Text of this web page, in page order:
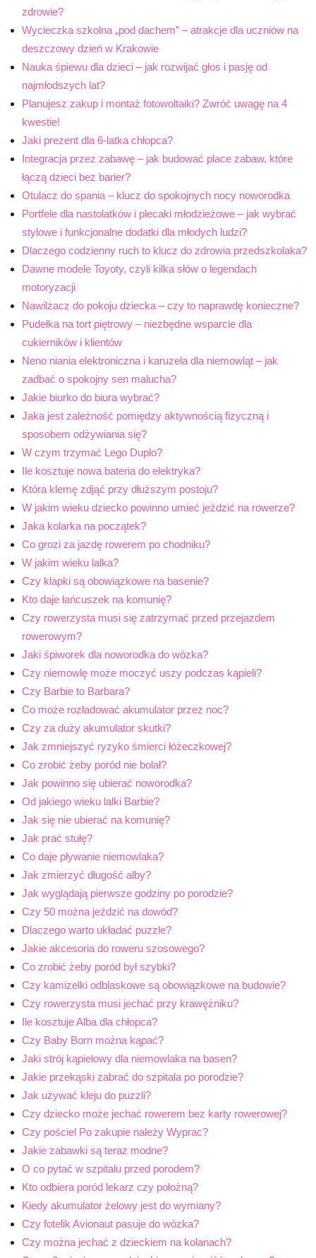
zdrowie?
Wycieczka szkolna „pod dachem” – atrakcje dla uczniów na
deszczowy dzień w Krakowie
Nauka śpiewu dla dzieci – jak rozwijać głos i pasję od
najmłodszych lat?
Planujesz zakup i montaż fotowoltaiki? Zwróć uwagę na 4
kwestie!
Jaki prezent dla 6-latka chłopca?
Integracja przez zabawę – jak budować place zabaw, które
łączą dzieci bez barier?
Otulacz do spania – klucz do spokojnych nocy noworodka
Portfele dla nastolatków i plecaki młodzieżowe – jak wybrać
stylowe i funkcjonalne dodatki dla młodych ludzi?
Dlaczego codzienny ruch to klucz do zdrowia przedszkolaka?
Dawne modele Toyoty, czyli kilka słów o legendach
motoryzacji
Nawilżacz do pokoju dziecka – czy to naprawdę konieczne?
Pudełka na tort piętrowy – niezbędne wsparcie dla
cukierników i klientów
Neno niania elektroniczna i karuzela dla niemowląt – jak
zadbać o spokojny sen malucha?
Jakie biurko do biura wybrać?
Jaka jest zależność pomiędzy aktywnością fizyczną i
sposobem odżywiania się?
W czym trzymać Lego Duplo?
Ile kosztuje nowa bateria do elektryka?
Która klemę zdjąć przy dłuższym postoju?
W jakim wieku dziecko powinno umieć jeździć na rowerze?
Jaka kolarka na początek?
Co grozi za jazdę rowerem po chodniku?
W jakim wieku lalka?
Czy klapki są obowiązkowe na basenie?
Kto daje łańcuszek na komunię?
Czy rowerzysta musi się zatrzymać przed przejazdem
rowerowym?
Jaki śpiworek dla noworodka do wózka?
Czy niemowlę może moczyć uszy podczas kąpieli?
Czy Barbie to Barbara?
Co może rozładować akumulator przez noc?
Czy za duży akumulator skutki?
Jak zmniejszyć ryzyko śmierci łóżeczkowej?
Co zrobić żeby poród nie bolał?
Jak powinno się ubierać noworodka?
Od jakiego wieku lalki Barbie?
Jak się nie ubierać na komunię?
Jak prać stułę?
Co daje pływanie niemowlaka?
Jak zmierzyć długość alby?
Jak wyglądają pierwsze godziny po porodzie?
Czy 50 można jeździć na dowód?
Dlaczego warto układać puzzle?
Jakie akcesoria do roweru szosowego?
Co zrobić żeby poród był szybki?
Czy kamizelki odblaskowe są obowiązkowe na budowie?
Czy rowerzysta musi jechać przy krawężniku?
Ile kosztuje Alba dla chłopca?
Czy Baby Born można kąpać?
Jaki strój kąpielowy dla niemowlaka na basen?
Jakie przekąski zabrać do szpitala po porodzie?
Jak używać kleju do puzzli?
Czy dziecko może jechać rowerem bez karty rowerowej?
Czy pościel Po zakupie należy Wyprac?
Jakie zabawki są teraz modne?
O co pytać w szpitalu przed porodem?
Kto odbiera poród lekarz czy położną?
Kiedy akumulator żelowy jest do wymiany?
Czy fotelik Avionaut pasuje do wózka?
Czy można jechać z dzieckiem na kolanach?